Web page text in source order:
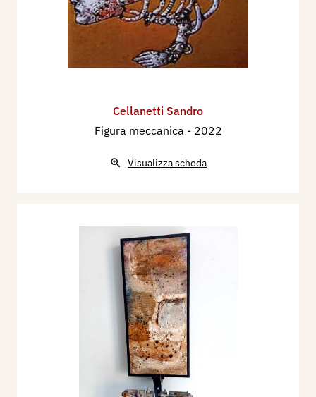
Cellanetti Sandro
Figura meccanica - 2022
Visualizza scheda